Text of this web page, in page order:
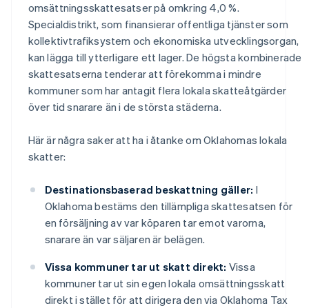
omsättningsskattesatser på omkring 4,0 %.
Specialdistrikt, som finansierar offentliga tjänster som
kollektivtrafiksystem och ekonomiska utvecklingsorgan,
kan lägga till ytterligare ett lager. De högsta kombinerade
skattesatserna tenderar att förekomma i mindre
kommuner som har antagit flera lokala skatteåtgärder
över tid snarare än i de största städerna.
Här är några saker att ha i åtanke om Oklahomas lokala
skatter:
Destinationsbaserad beskattning gäller: I
Oklahoma bestäms den tillämpliga skattesatsen för
en försäljning av var köparen tar emot varorna,
snarare än var säljaren är belägen.
Vissa kommuner tar ut skatt direkt: Vissa
kommuner tar ut sin egen lokala omsättningsskatt
direkt i stället för att dirigera den via Oklahoma Tax